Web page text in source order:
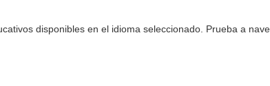
COINBASE TRADING
disponibles en el idioma seleccionado. Prueba a